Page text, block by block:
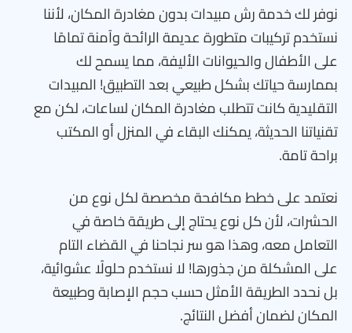
نوفر لك خدمة رش مبيدات بدون مغادرة المكان، لأننا
نستخدم تركيبات متطورة عديمة الرائحة وآمنة تمامًا
على الأطفال والحيوانات الأليفة، مما يسمح لك
بممارسة حياتك بشكل طبيعي بعد التطبيق! المبيدات
التقليدية كانت تتطلب مغادرة المكان لساعات، لكن مع
تقنياتنا الحديثة، يمكنك البقاء في المنزل أو المكتب
براحة تامة.
نعتمد على خطط مكافحة مخصصة لكل نوع من
الحشرات، لأن كل نوع يحتاج إلى طريقة خاصة في
التعامل معه، وهذا هو سر نجاحنا في القضاء التام
على المشكلة من جذورها! لا نستخدم حلولًا عشوائية،
بل نحدد الطريقة الأمثل حسب حجم الإصابة وطبيعة
المكان لضمان أفضل النتائج.